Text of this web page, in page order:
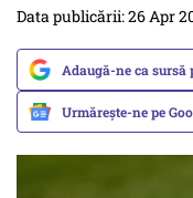
Data publicării: 26 Apr
Adaugă-ne ca sursă
Urmărește-ne pe